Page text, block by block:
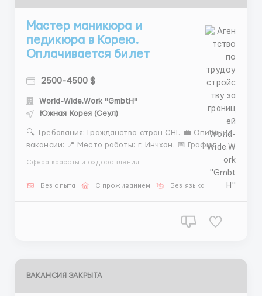
Мастер маникюра и
педикюра в Корею.
Оплачивается билет
2500-4500 $
World-Wide.Work "GmbtH"
Южная Корея (Сеул)
🔍 Требования: Гражданство стран СНГ. 💼 Описание
вакансии: 📍 Место работы: г. Инчхон. 📅 График
🍽️ Питание: 3-разовое, бесплатно. 👩‍🔧
Сфера красоты и оздоровления
Без опыта С проживанием Без языка
ВАКАНСИЯ ЗАКРЫТА